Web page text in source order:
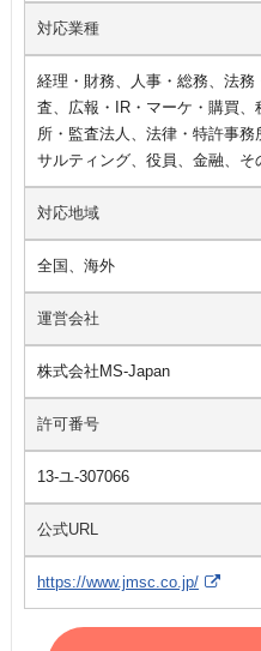
対応業種
経理・財務、人事・総務、法
査、広報・IR・マーケ・購買
所・監査法人、法律・特許事
サルティング、役員、金融、そ
対応地域
全国、海外
運営会社
株式会社MS-Japan
許可番号
13-ユ-307066
公式URL
https://www.jmsc.co.jp/